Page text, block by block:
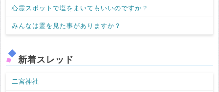
心霊スポットで塩をまいてもいいのですか？
みんなは霊を見た事がありますか？
新着スレッド
二宮神社